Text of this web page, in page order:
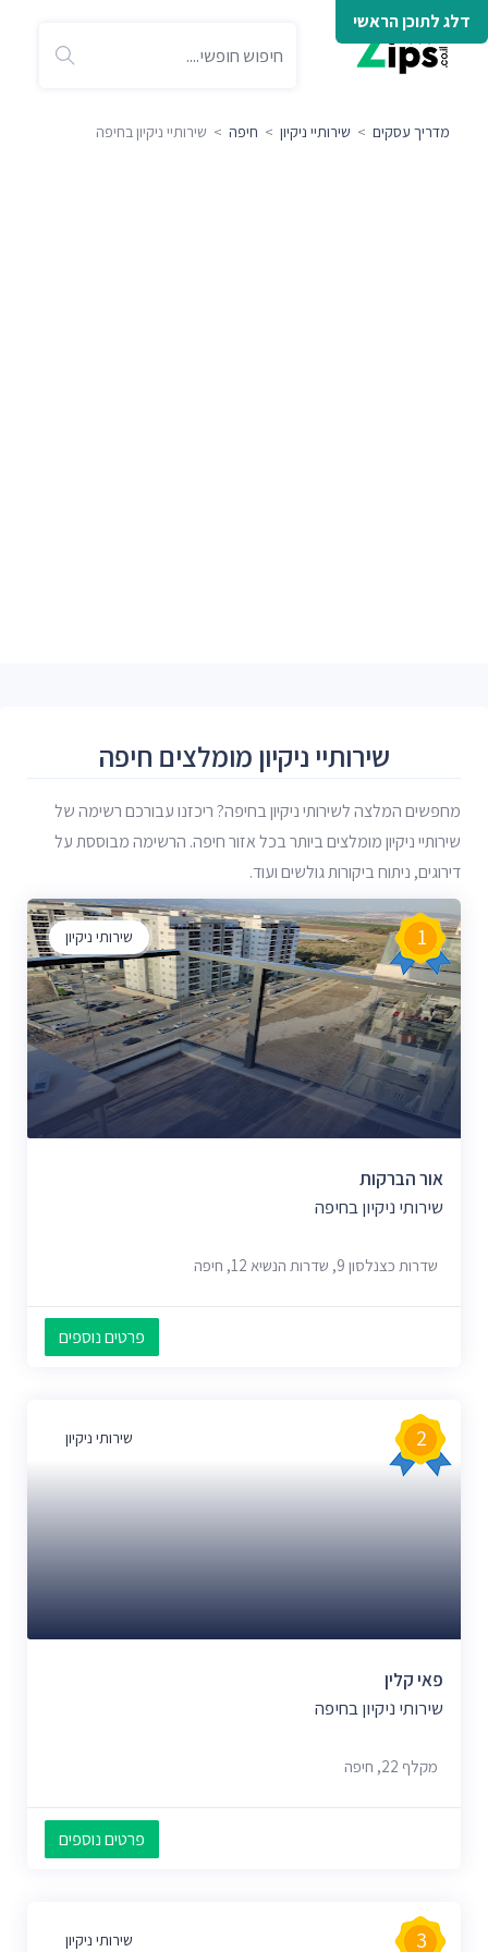
דלג לתוכן הראשי
מדריך עסקים > שירותיי ניקיון > חיפה > שירותיי ניקיון בחיפה
שירותיי ניקיון מומלצים חיפה
מחפשים המלצה לשירותי ניקיון בחיפה? ריכזנו עבורכם רשימה של
שירותיי ניקיון מומלצים ביותר בכל אזור חיפה. הרשימה מבוססת על
דירוגים, ניתוח ביקורות גולשים ועוד.
שירותי ניקיון 1
אור הברקות
שירותי ניקיון בחיפה
שדרות כצנלסון 9, שדרות הנשיא 12, חיפה
פרטים נוספים
שירותי ניקיון 2
פאי קלין
שירותי ניקיון בחיפה
מקלף 22, חיפה
פרטים נוספים
שירותי ניקיון 3